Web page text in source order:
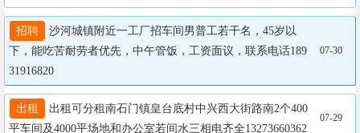
招聘
沙河城镇附近一工厂招车间男普工若干名，45岁以
下，能吃苦耐劳者优先，中午管饭，工资面议，联系电话189
31916820
07-30
出租
出租可分租南石门镇皇台底村中兴西大街路南2个400
平车间及4000平场地和办公室若间水三相电齐全13273660362
07-29